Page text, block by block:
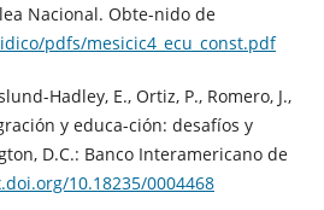
Nacional. Obte-nido de
pdfs/mesicic4_ecu_const.pdf
Hadley, E., Ortiz, P., Romero, J.,
y educa-ción: desafíos y
D.C.: Banco Interamericano de
10.18235/0004468